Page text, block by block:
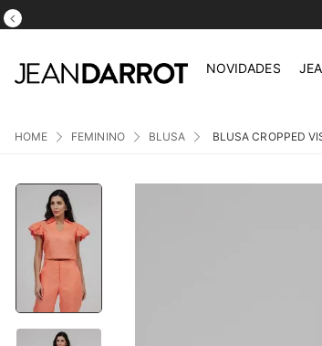
NOVIDADES
FEMININO BLUSA BLUSA CROPPED